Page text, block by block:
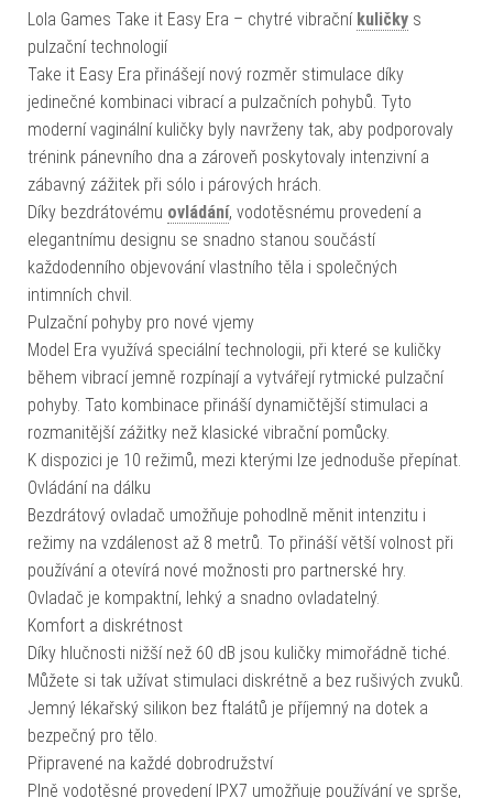
Lola Games Take it Easy Era – chytré vibrační kuličky s
pulzační technologií
Take it Easy Era přinášejí nový rozměr stimulace díky
jedinečné kombinaci vibrací a pulzačních pohybů. Tyto
moderní vaginální kuličky byly navrženy tak, aby podporovaly
trénink pánevního dna a zároveň poskytovaly intenzivní a
zábavný zážitek při sólo i párových hrách.
Díky bezdrátovému ovládání, vodotěsnému provedení a
elegantnímu designu se snadno stanou součástí
každodenního objevování vlastního těla i společných
intimních chvil.
Pulzační pohyby pro nové vjemy
Model Era využívá speciální technologii, při které se kuličky
během vibrací jemně rozpínají a vytvářejí rytmické pulzační
pohyby. Tato kombinace přináší dynamičtější stimulaci a
rozmanitější zážitky než klasické vibrační pomůcky.
K dispozici je 10 režimů, mezi kterými lze jednoduše přepínat.
Ovládání na dálku
Bezdrátový ovladač umožňuje pohodlně měnit intenzitu i
režimy na vzdálenost až 8 metrů. To přináší větší volnost při
používání a otevírá nové možnosti pro partnerské hry.
Ovladač je kompaktní, lehký a snadno ovladatelný.
Komfort a diskrétnost
Díky hlučnosti nižší než 60 dB jsou kuličky mimořádně tiché.
Můžete si tak užívat stimulaci diskrétně a bez rušivých zvuků.
Jemný lékařský silikon bez ftalátů je příjemný na dotek a
bezpečný pro tělo.
Připravené na každé dobrodružství
Plně vodotěsné provedení IPX7 umožňuje používání ve sprše,